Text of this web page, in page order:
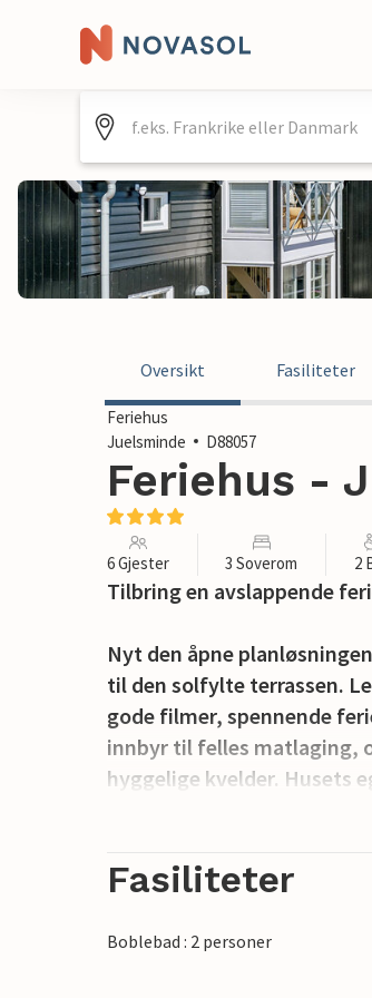
Oversikt Fasiliteter
Feriehus
Juelsminde
D88057
Feriehus -
6 Gjester 3 Soverom 2
Tilbring en avslappende
Nyt den åpne
til den solfylte terrassen.
gode filmer, spennende
innbyr til felles matlaging,
hyggelige kvelder. Husets
godt til rette i
stranden.
Fasiliteter
Boblebad : 2 personer